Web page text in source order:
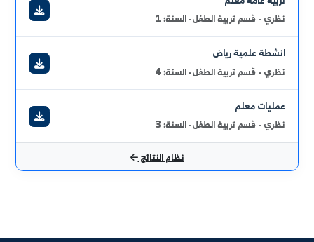
أحدث النتائج الامتحانية
موسيقية رياض
- قسم تربية الطفل- السنة: 3
- قسم تربية الطفل- السنة: 1